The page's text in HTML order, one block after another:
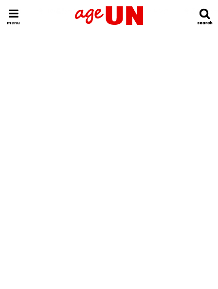
search
search
menu
HOME 今日の運勢ランキング 明日の運勢ランキング 今週の運勢